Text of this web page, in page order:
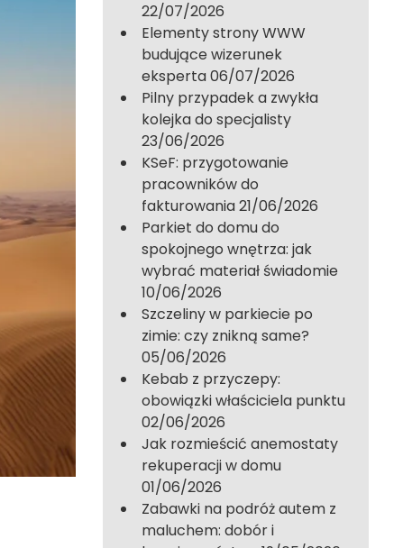
22/07/2026
Elementy strony WWW
budujące wizerunek
eksperta06/07/2026
Pilny przypadek a zwykła
kolejka do specjalisty
23/06/2026
KSeF: przygotowanie
pracowników do
fakturowania21/06/2026
Parkiet do domu do
spokojnego wnętrza: jak
wybrać materiał świadomie
10/06/2026
Szczeliny w parkiecie po
zimie: czy znikną same?
05/06/2026
Kebab z przyczepy:
obowiązki właściciela punktu
02/06/2026
Jak rozmieścić anemostaty
rekuperacji w domu
01/06/2026
Zabawki na podróż autem z
maluchem: dobór i